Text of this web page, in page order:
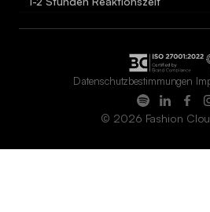
© 2026 Fashion
Datenschutzbestimmungen